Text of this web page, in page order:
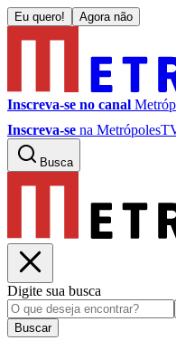
Eu quero! Agora não
Inscreva-se no canal
Inscreva-se na
Busca
Digite sua busca
Buscar